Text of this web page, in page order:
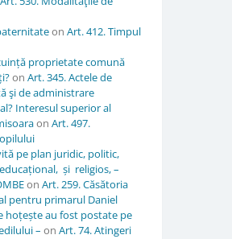
on Art. 412. Timpul
proprietate comună
on Art. 345. Actele de
şi de administrare
Interesul superior al
on Art. 497.
pe plan juridic, politic,
și religios, –
on Art. 259. Căsătoria
pentru primarul Daniel
hoțește au fost postate pe
– on Art. 74. Atingeri